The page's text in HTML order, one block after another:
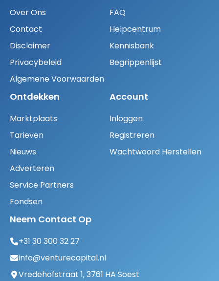
Over Ons
Contact
Disclaimer
Privacybeleid
Algemene Voorwaarden
FAQ
Helpcentrum
Kennisbank
Begrippenlijst
Ontdekken
Marktplaats
Tarieven
Nieuws
Adverteren
Service Partners
Fondsen
Account
Inloggen
Registreren
Wachtwoord Herstellen
Neem Contact Op
+31 30 300 32 27
info@venturecapital.nl
Vredehofstraat 1, 3761 HA Soest